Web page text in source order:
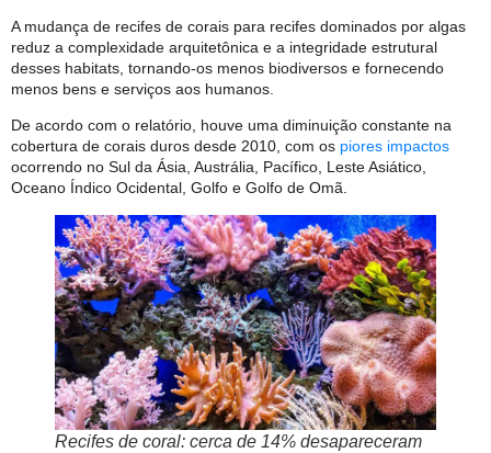
A mudança de recifes de corais para recifes dominados por algas
reduz a complexidade arquitetônica e a integridade estrutural
desses habitats, tornando-os menos biodiversos e fornecendo
menos bens e serviços aos humanos.
De acordo com o relatório, houve uma diminuição constante na
cobertura de corais duros desde 2010, com os piores impactos
ocorrendo no Sul da Ásia, Austrália, Pacífico, Leste Asiático,
Oceano Índico Ocidental, Golfo e Golfo de Omã.
Recifes de coral: cerca de 14% desapareceram